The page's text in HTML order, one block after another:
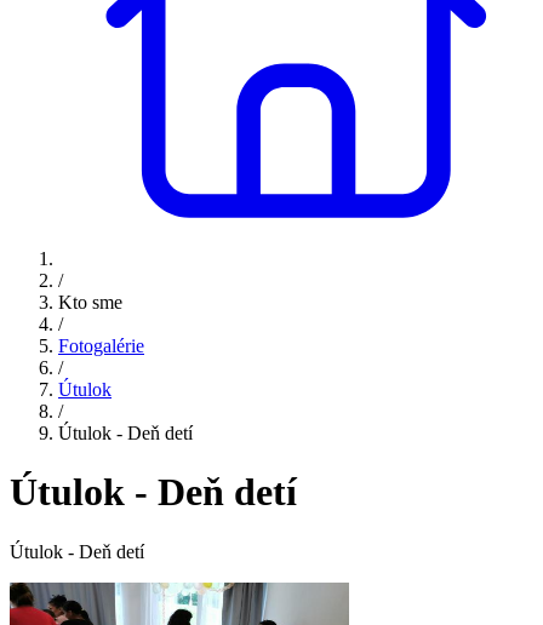
/
Kto sme
/
Fotogalérie
/
Útulok
/
Útulok - Deň detí
Útulok - Deň detí
Útulok - Deň detí